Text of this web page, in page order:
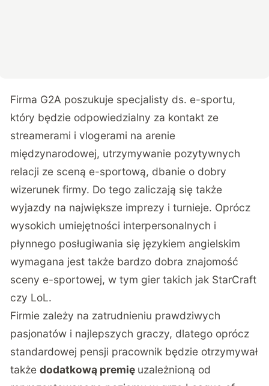
Firma G2A poszukuje specjalisty ds. e-sportu,
który będzie odpowiedzialny za kontakt ze
streamerami i vlogerami na arenie
międzynarodowej, utrzymywanie pozytywnych
relacji ze sceną e-sportową, dbanie o dobry
wizerunek firmy. Do tego zaliczają się także
wyjazdy na największe imprezy i turnieje. Oprócz
wysokich umiejętności interpersonalnych i
płynnego posługiwania się językiem angielskim
wymagana jest także bardzo dobra znajomość
sceny e-sportowej, w tym gier takich jak StarCraft
czy LoL.
Firmie zależy na zatrudnieniu prawdziwych
pasjonatów i najlepszych graczy, dlatego oprócz
standardowej pensji pracownik będzie otrzymywał
takżedodatkową premię uzależnioną od